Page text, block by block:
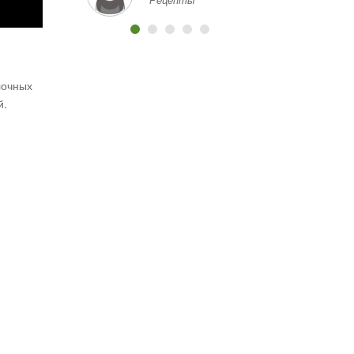
надежным качеством?
Какие магазины или